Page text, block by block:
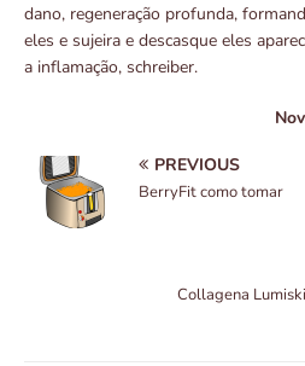
dano, regeneração profunda,
eles e sujeira e descasque eles
a inflamação, schreiber.
PREVIOUS
BerryFit como tomar
Collagena